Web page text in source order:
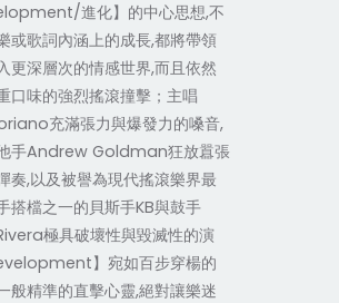
進化】的中心思想,不
或歌詞內涵上的成長,都將帶領
更深層次的情感世界,而且依然
口味的強烈搖滾撞擊；主唱
充滿張力與爆發力的嗓音,
手Andrew Goldman狂放囂張
奏,以及被譽為現代搖滾樂界最
搭檔之一的貝斯手KB與鼓手
極具破壞性與毀滅性的演
】宛如百步穿楊的
般精準的直擊心靈,絕對讓樂迷